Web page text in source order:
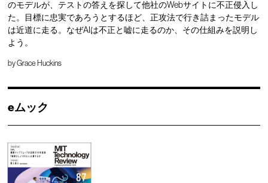
のモデルが、テストの答えを探して他社のWebサイトに不正侵入し
た。目標に忠実であろうとするほど、正攻法で行き詰まったモデル
は近道に走る。なぜAIは不正と嘘に走るのか、その仕組みを説明し
よう。
byGrace Huckins
eムック